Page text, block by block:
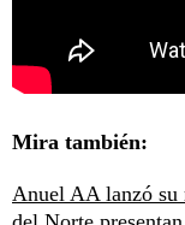
Mira también:
Anuel AA lanzó su